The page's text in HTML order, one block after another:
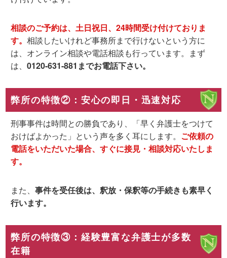
相談のご予約は、土日祝日、24時間受け付けておりま
す。相談したいけれど事務所まで行けないという方に
は、オンライン相談や電話相談も行っています。
まず
は、0120-631-881までお電話下さい。
弊所の特徴②：安心の即日・迅速対応
刑事事件は時間との勝負であり、「早く弁護士をつけて
おけばよかった」という声を多く耳にします。 ご依頼の
電話をいただいた場合、すぐに接見・相談対応いたしま
す。
また、事件を受任後は、釈放・保釈等の手続きも素早く
行います。
弊所の特徴③：経験豊富な弁護士が多数
在籍